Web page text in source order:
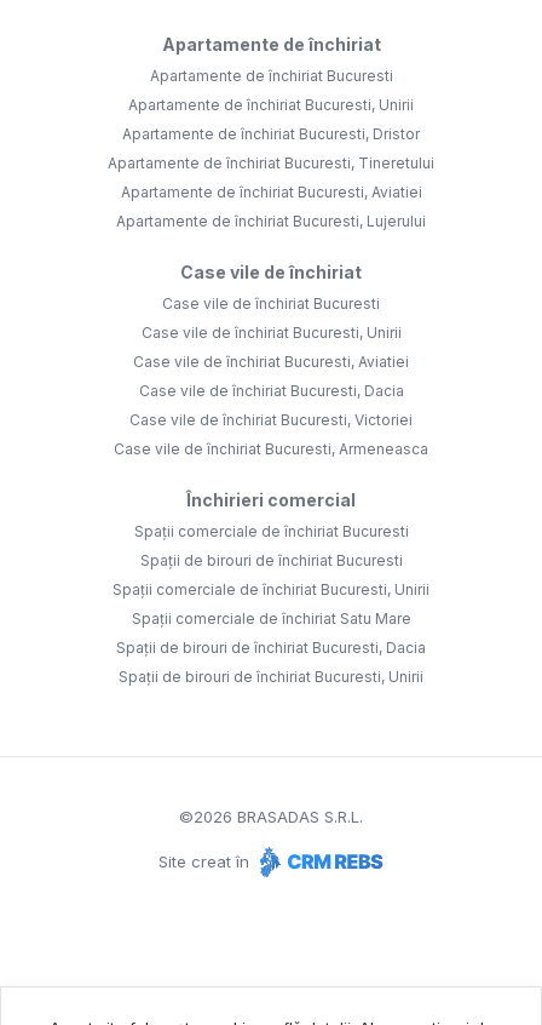
Apartamente de închiriat
Apartamente de închiriat Bucuresti
Apartamente de închiriat Bucuresti, Unirii
Apartamente de închiriat Bucuresti, Dristor
Apartamente de închiriat Bucuresti, Tineretului
Apartamente de închiriat Bucuresti, Aviatiei
Apartamente de închiriat Bucuresti, Lujerului
Case vile de închiriat
Case vile de închiriat Bucuresti
Case vile de închiriat Bucuresti, Unirii
Case vile de închiriat Bucuresti, Aviatiei
Case vile de închiriat Bucuresti, Dacia
Case vile de închiriat Bucuresti, Victoriei
Case vile de închiriat Bucuresti, Armeneasca
Închirieri comercial
Spații comerciale de închiriat Bucuresti
Spații de birouri de închiriat Bucuresti
Spații comerciale de închiriat Bucuresti, Unirii
Spații comerciale de închiriat Satu Mare
Spații de birouri de închiriat Bucuresti, Dacia
Spații de birouri de închiriat Bucuresti, Unirii
©2026 BRASADAS S.R.L.
Site creat în